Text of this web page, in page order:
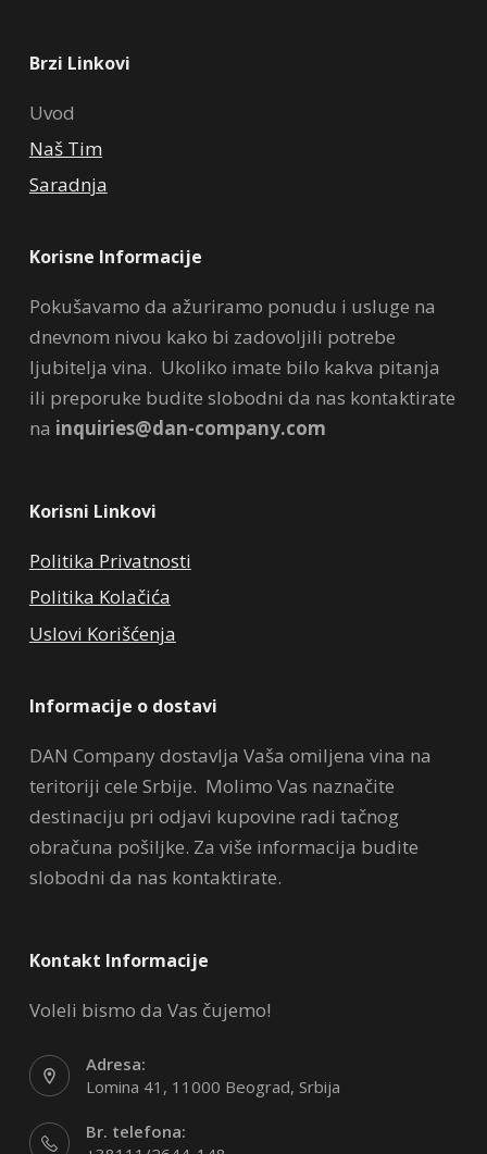
Brzi Linkovi
Uvod
Naš Tim
Saradnja
Korisne Informacije
Pokušavamo da ažuriramo ponudu i usluge na
dnevnom nivou kako bi zadovoljili potrebe
ljubitelja vina. Ukoliko imate bilo kakva pitanja
ili preporuke budite slobodni da nas kontaktirate
na inquiries@dan-company.com
Korisni Linkovi
Politika Privatnosti
Politika Kolačića
Uslovi Korišćenja
Informacije o dostavi
DAN Company dostavlja Vaša omiljena vina na
teritoriji cele Srbije. Molimo Vas naznačite
destinaciju pri odjavi kupovine radi tačnog
obračuna pošiljke. Za više informacija budite
slobodni da nas kontaktirate.
Kontakt Informacije
Voleli bismo da Vas čujemo!
Adresa:
Lomina 41, 11000 Beograd, Srbija
Br. telefona: